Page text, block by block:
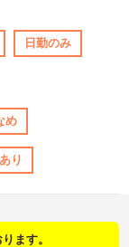
日勤のみ
め
り
ます。